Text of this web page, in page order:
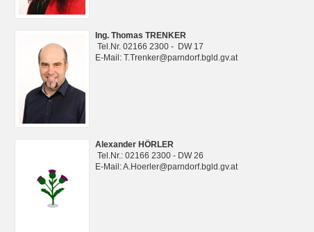
Ing. Thomas TRENKER
Tel.Nr. 02166 2300 - DW 17
E-Mail: T.Trenker@parndorf.bgld.gv.at
Alexander HÖRLER
Tel.Nr.: 02166 2300 - DW 26
E-Mail: A.Hoerler@parndorf.bgld.gv.at